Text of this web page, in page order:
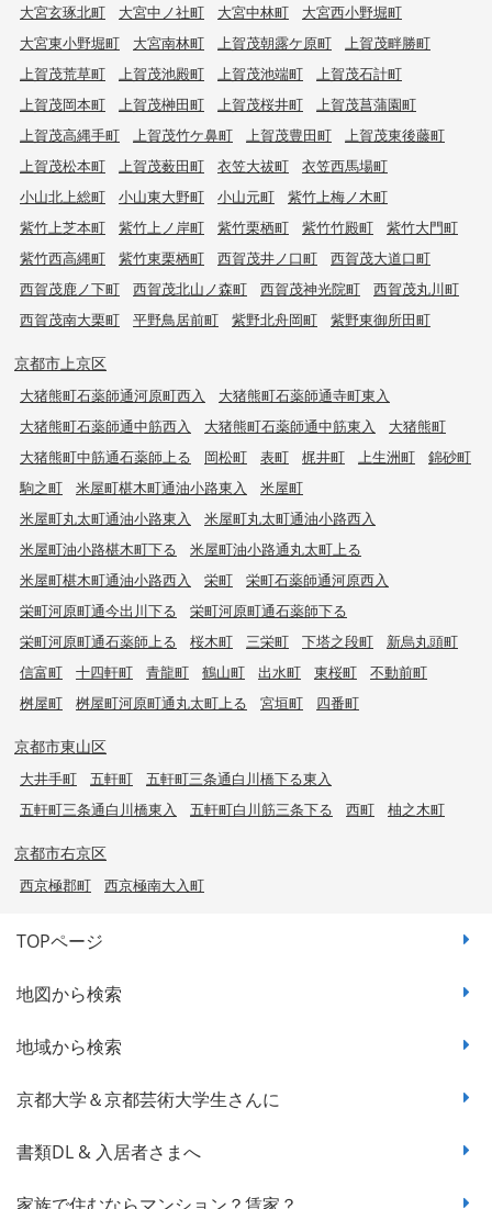
大宮玄琢北町
大宮中ノ社町 大宮中林町
大宮西小野堀町
大宮東小野堀町
大宮南林町 上賀茂朝露ケ原町
上賀茂畔勝町
上賀茂荒草町
上賀茂池殿町 上賀茂池端町
上賀茂石計町
上賀茂岡本町
上賀茂榊田町 上賀茂桜井町
上賀茂菖蒲園町
上賀茂高縄手町
上賀茂竹ケ鼻町 上賀茂豊田町
上賀茂東後藤町
上賀茂松本町
上賀茂薮田町 衣笠大祓町
衣笠西馬場町
小山北上総町
小山東大野町 小山元町
紫竹上梅ノ木町
紫竹上芝本町
紫竹上ノ岸町 紫竹栗栖町 紫竹竹殿町
紫竹大門町
紫竹西高縄町
紫竹東栗栖町 西賀茂井ノ口町
西賀茂大道口町
西賀茂鹿ノ下町
西賀茂北山ノ森町 西賀茂神光院町
西賀茂丸川町
西賀茂南大栗町
平野鳥居前町 紫野北舟岡町 紫野東御所田町
京都市上京区
大猪熊町石薬師通河原町西入
大猪熊町石薬師通寺町東入
大猪熊町石薬師通中筋西入
大猪熊町石薬師通中筋東入
大猪熊町
大猪熊町中筋通石薬師上る
岡松町 表町 梶井町 上生洲町
錦砂町
駒之町
米屋町椹木町通油小路東入
米屋町
米屋町丸太町通油小路東入
米屋町丸太町通油小路西入
米屋町油小路椹木町下る
米屋町油小路通丸太町上る
米屋町椹木町通油小路西入
栄町
栄町石薬師通河原西入
栄町河原町通今出川下る
栄町河原町通石薬師下る
栄町河原町通石薬師上る
桜木町 三栄町 下塔之段町
新烏丸頭町
信富町
十四軒町 青龍町 鶴山町 出水町 東桜町
不動前町
桝屋町
桝屋町河原町通丸太町上る 宮垣町 四番町
京都市東山区
大井手町 五軒町
五軒町三条通白川橋下る東入
五軒町三条通白川橋東入
五軒町白川筋三条下る 西町 柚之木町
京都市右京区
西京極郡町 西京極南大入町
TOPページ
地図から検索
地域から検索
京都大学＆京都芸術大学生さんに
書類DL & 入居者さまへ